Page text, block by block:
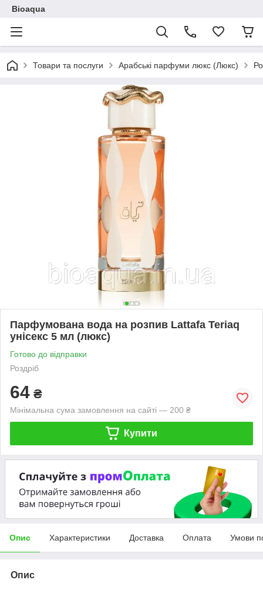
Bioaqua
Товари та послуги Арабські парфуми люкс (Люкс)
Парфумована вода на розпив Lattafa Teriaq
унісекс 5 мл (люкс)
Готово до відправки
Роздріб
64 ₴
Мінімальна сума замовлення на сайті — 200 ₴
Купити
Опис Характеристики Доставка Оплата Умови
Опис